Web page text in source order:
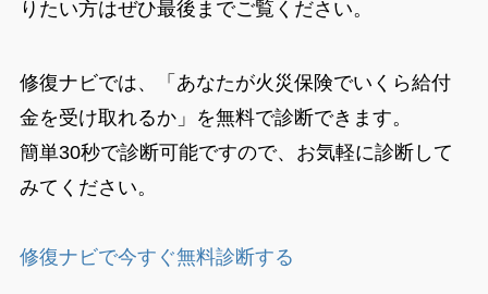
りたい方はぜひ最後までご覧ください。
修復ナビでは、「あなたが火災保険でいくら給付
金を受け取れるか」を無料で診断できます。
簡単30秒で診断可能ですので、お気軽に診断して
みてください。
修復ナビで今すぐ無料診断する